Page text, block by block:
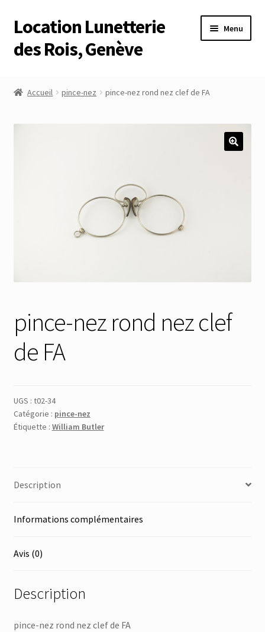
Aller
à
la
Aller
au
contenu
Location Lunetterie
des Rois, Genève
Menu
Mon Compte
Panier
S’inscrire
Accueil pince-nez pince-nez rond nez clef de FA
pince-nez rond nez clef
de FA
UGS : t02-34
Catégorie : pince-nez
Étiquette : William Butler
Description
Informations complémentaires
Avis (0)
Description
pince-nez rond nez clef de FA